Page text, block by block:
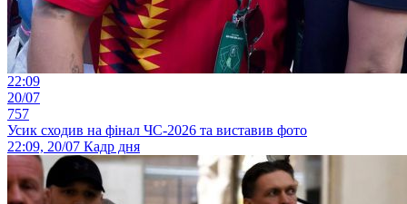
22:09
20/07
757
Усик сходив на фінал ЧС-2026 та виставив фото
22:09, 20/07 Кадр дня